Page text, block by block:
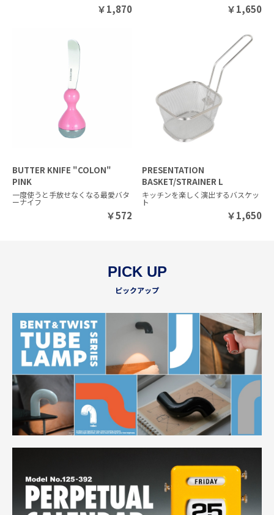
￥1,870 ￥1,650
BUTTER KNIFE "COLON"
PINK
一度使うと手放せなくなる最愛バタ
ーナイフ
￥572
PRESENTATION
BASKET/STRAINER L
キッチンを楽しく演出するバスケッ
ト
￥1,650
PICK UP
ピックアップ